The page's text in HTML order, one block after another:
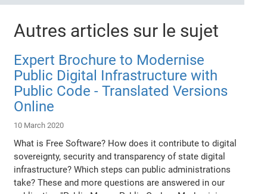
Autres articles sur le sujet
Expert Brochure to Modernise
Public Digital Infrastructure with
Public Code - Translated Versions
Online
10 March 2020
What is Free Software? How does it contribute to digital
sovereignty, security and transparency of state digital
infrastructure? Which steps can public administrations
take? These and more questions are answered in our